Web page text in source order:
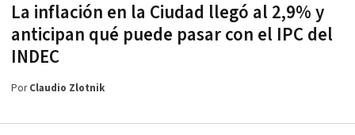
La inflación en la Ciudad llegó al 2,9% y
anticipan qué puede pasar con el IPC del
INDEC
PorClaudio Zlotnik